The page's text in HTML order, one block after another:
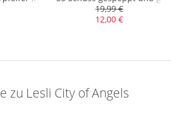
19,99 €
12,00 €
zu Lesli City of Angels